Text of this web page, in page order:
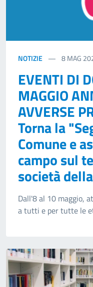
NOTIZIE 8MAG
EVENTI DI
MAGGIO
AVVERSE
Torna la
Comune e
campo sul
società
Dall'8 al 10 maggio,
a tutti e per tutte le